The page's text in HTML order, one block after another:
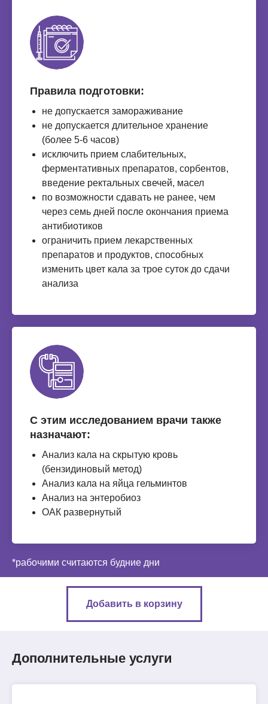
Правила подготовки:
не допускается замораживание
не допускается длительное хранение
(более 5-6 часов)
исключить прием слабительных,
ферментативных препаратов, сорбентов,
введение ректальных свечей, масел
по возможности сдавать не ранее, чем
через семь дней после окончания приема
антибиотиков
ограничить прием лекарственных
препаратов и продуктов, способных
изменить цвет кала за трое суток до сдачи
анализа
С этим исследованием врачи также
назначают:
Анализ кала на скрытую кровь
(бензидиновый метод)
Анализ кала на яйца гельминтов
Анализ на энтеробиоз
ОАК развернутый
*рабочими считаются будние дни
Добавить в корзину
Дополнительные услуги